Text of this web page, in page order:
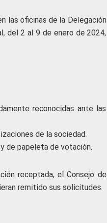
las oficinas de la Delegación
del 2 al 9 de enero de 2024,
reconocidas ante las
de la sociedad.
de papeleta de votación.
receptada, el Consejo de
remitido sus solicitudes.